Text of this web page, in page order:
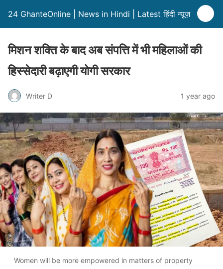
24 GhanteOnline | News in Hindi | Latest हिंदी न्यूज़
मिशन शक्ति के बाद अब संपत्ति में भी महिलाओं की
हिस्सेदारी बढ़ाएगी योगी सरकार
Writer D 1 year ago
Women will be more empowered in matters of property